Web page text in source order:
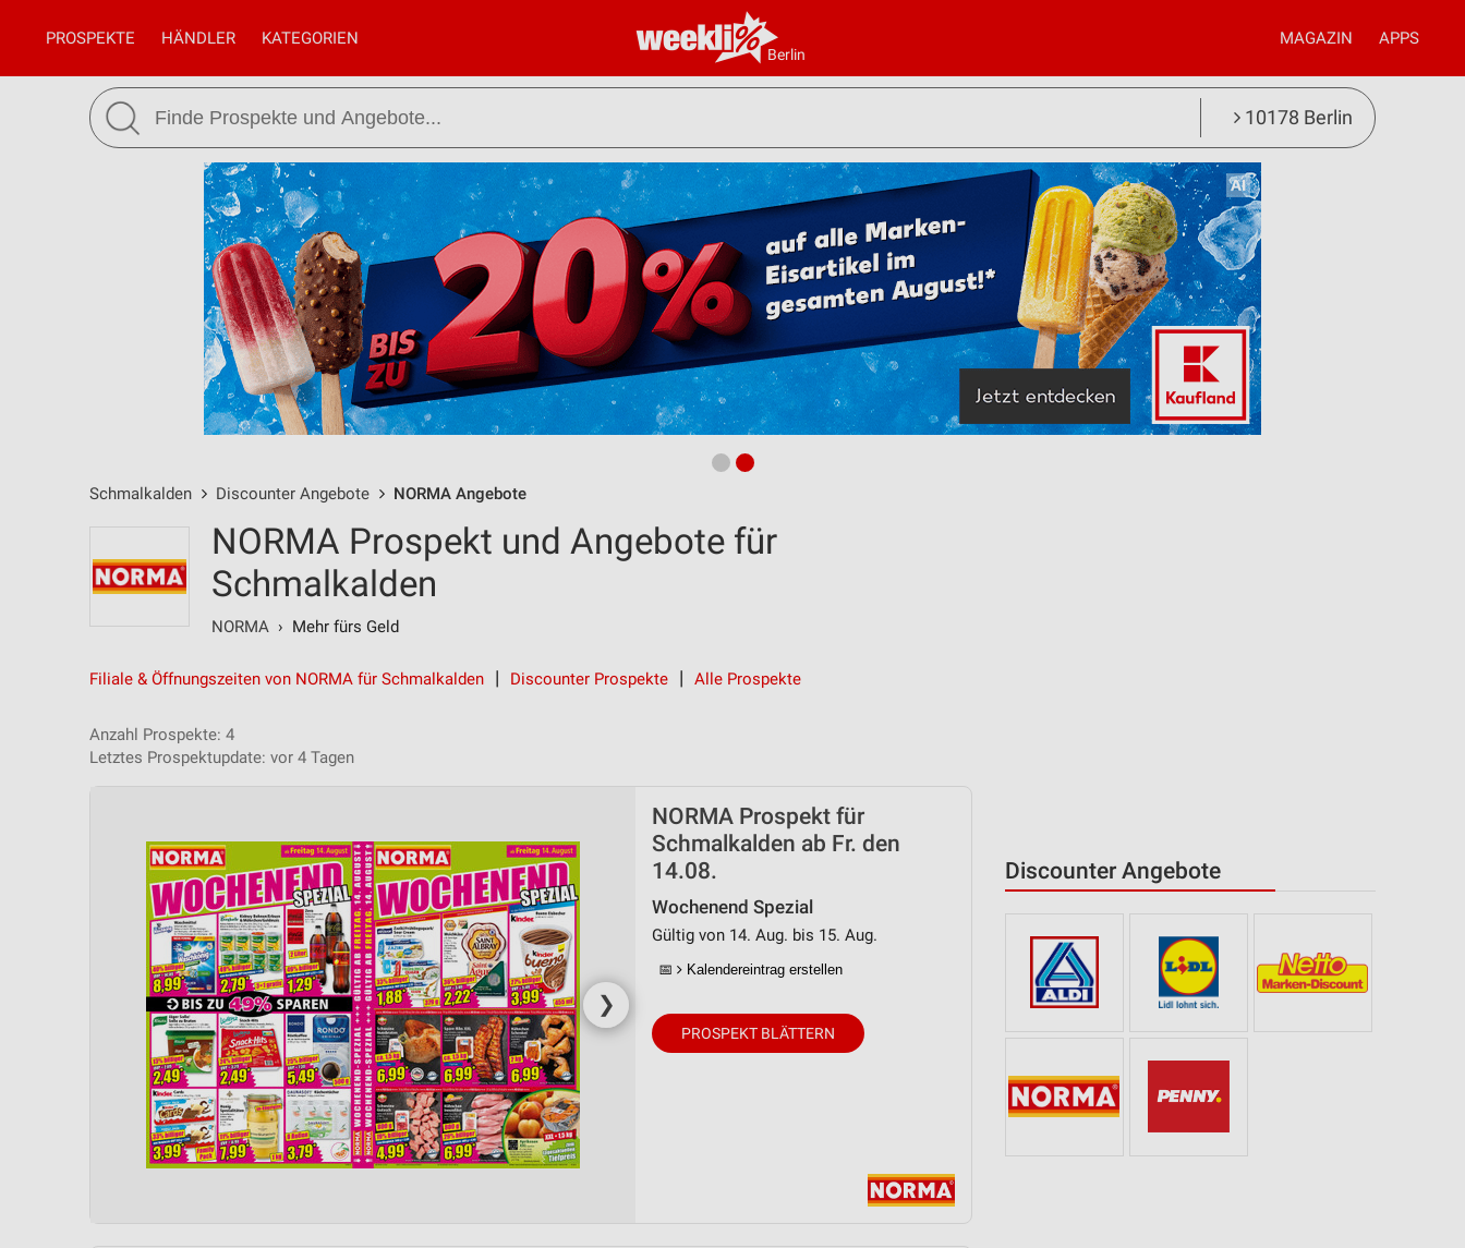
Berlin
PROSPEKTE HÄNDLER KATEGORIEN MAGAZIN APPS
10178 Berlin
Schmalkalden Discounter Angebote NORMA Angebote
Discounter Angebote
NORMA Prospekt und Angebote für
Schmalkalden
NORMA › Mehr fürs Geld
Filiale & Öffnungszeiten von NORMA für Schmalkalden Discounter Prospekte Alle Prospekte
Anzahl Prospekte: 4
Letztes Prospektupdate: vor 4 Tagen
❯
NORMA Prospekt für
Schmalkalden ab Fr. den
14.08.
Wochenend Spezial
Gültig von 14. Aug. bis 15. Aug.
📅 Kalendereintrag erstellen
PROSPEKT BLÄTTERN